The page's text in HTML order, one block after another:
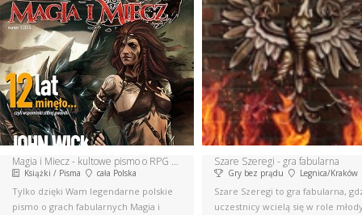
Magia i Miecz - kultowe pismo o RPG powraca
Książki / Pisma cała Polska
Tylko dzięki Wam legendarne polskie
pismo o grach fabularnych Magia i
Szare Szeregi - gra fabularna
Gry bez prądu Legnica/Kraków
Szare Szeregi to gra fabularna,
uczestnicy wcielą się w role